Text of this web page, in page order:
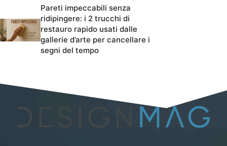
Pareti impeccabili senza
ridipingere: i 2 trucchi di
restauro rapido usati dalle
gallerie d’arte per cancellare i
segni del tempo